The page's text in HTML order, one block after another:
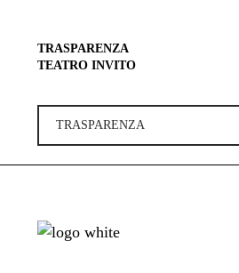
TRASPARENZA
TEATRO INVITO
TRASPARENZA